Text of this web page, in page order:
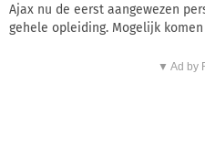
Ajax nu de eerst aangewezen
gehele opleiding. Mogelijk
▼ Ad by